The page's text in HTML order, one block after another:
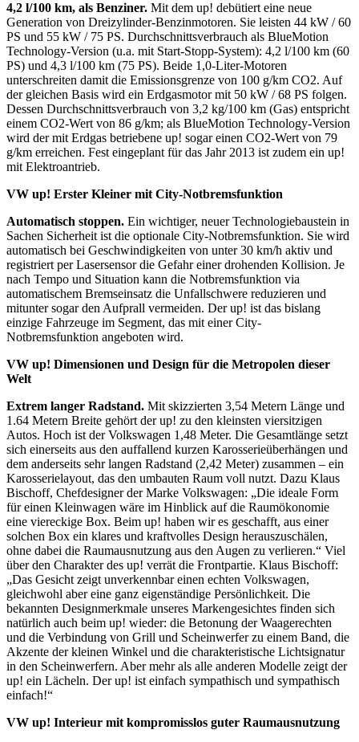
4,2 l/100 km, als Benziner. Mit dem up! debütiert eine neue
Generation von Dreizylinder-Benzinmotoren. Sie leisten 44 kW / 60
PS und 55 kW / 75 PS. Durchschnittsverbrauch als BlueMotion
Technology-Version (u.a. mit Start-Stopp-System): 4,2 l/100 km (60
PS) und 4,3 l/100 km (75 PS). Beide 1,0-Liter-Motoren
unterschreiten damit die Emissionsgrenze von 100 g/km CO2. Auf
der gleichen Basis wird ein Erdgasmotor mit 50 kW / 68 PS folgen.
Dessen Durchschnittsverbrauch von 3,2 kg/100 km (Gas) entspricht
einem CO2-Wert von 86 g/km; als BlueMotion Technology-Version
wird der mit Erdgas betriebene up! sogar einen CO2-Wert von 79
g/km erreichen. Fest eingeplant für das Jahr 2013 ist zudem ein up!
mit Elektroantrieb.
VW up! Erster Kleiner mit City-Notbremsfunktion
Automatisch stoppen. Ein wichtiger, neuer Technologiebaustein in
Sachen Sicherheit ist die optionale City-Notbremsfunktion. Sie wird
automatisch bei Geschwindigkeiten von unter 30 km/h aktiv und
registriert per Lasersensor die Gefahr einer drohenden Kollision. Je
nach Tempo und Situation kann die Notbremsfunktion via
automatischem Bremseinsatz die Unfallschwere reduzieren und
mitunter sogar den Aufprall vermeiden. Der up! ist das bislang
einzige Fahrzeuge im Segment, das mit einer City-
Notbremsfunktion angeboten wird.
VW up! Dimensionen und Design für die Metropolen dieser
Welt
Extrem langer Radstand. Mit skizzierten 3,54 Metern Länge und
1.64 Metern Breite gehört der up! zu den kleinsten viersitzigen
Autos. Hoch ist der Volkswagen 1,48 Meter. Die Gesamtlänge setzt
sich einerseits aus den auffallend kurzen Karosserieüberhängen und
dem anderseits sehr langen Radstand (2,42 Meter) zusammen – ein
Karosserielayout, das den umbauten Raum voll nutzt. Dazu Klaus
Bischoff, Chefdesigner der Marke Volkswagen: „Die ideale Form
für einen Kleinwagen wäre im Hinblick auf die Raumökonomie
eine viereckige Box. Beim up! haben wir es geschafft, aus einer
solchen Box ein klares und kraftvolles Design herauszuschälen,
ohne dabei die Raumausnutzung aus den Augen zu verlieren.“ Viel
über den Charakter des up! verrät die Frontpartie. Klaus Bischoff:
„Das Gesicht zeigt unverkennbar einen echten Volkswagen,
gleichwohl aber eine ganz eigenständige Persönlichkeit. Die
bekannten Designmerkmale unseres Markengesichtes finden sich
natürlich auch beim up! wieder: die Betonung der Waagerechten
und die Verbindung von Grill und Scheinwerfer zu einem Band, die
Akzente der kleinen Winkel und die charakteristische Lichtsignatur
in den Scheinwerfern. Aber mehr als alle anderen Modelle zeigt der
up! ein Lächeln. Der up! ist einfach sympathisch und sympathisch
einfach!“
VW up! Interieur mit kompromisslos guter Raumausnutzung